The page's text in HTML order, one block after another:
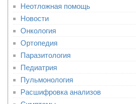
Неотложная помощь
Новости
Онкология
Ортопедия
Паразитология
Педиатрия
Пульмонология
Расшифровка анализов